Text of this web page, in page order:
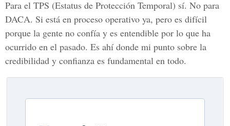
Para el TPS (Estatus de Protección Temporal) sí. No para
DACA. Si está en proceso operativo ya, pero es difícil
porque la gente no confía y es entendible por lo que ha
ocurrido en el pasado. Es ahí donde mi punto sobre la
credibilidad y confianza es fundamental en todo.